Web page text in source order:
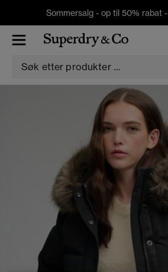
Sommersalg - op til 50% rabat -